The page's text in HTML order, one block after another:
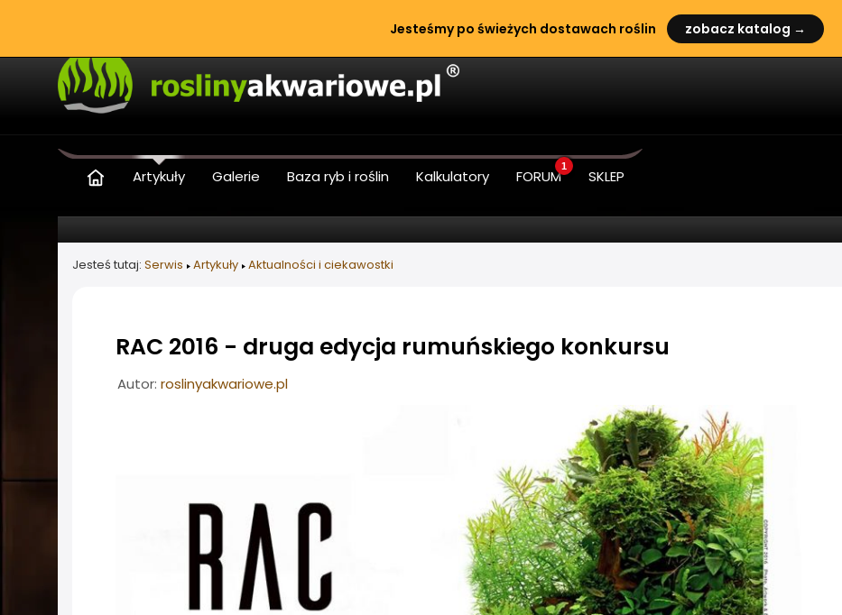
Jesteśmy po świeżych dostawach roślin zobacz katalog →
Artykuły Galerie Baza ryb i roślin Kalkulatory FORUM
1
SKLEP
Jesteś tutaj: Serwis Artykuły Aktualności i ciekawostki
RAC 2016 - druga edycja rumuńskiego konkursu
Informacje o artykule
Autor: roslinyakwariowe.pl